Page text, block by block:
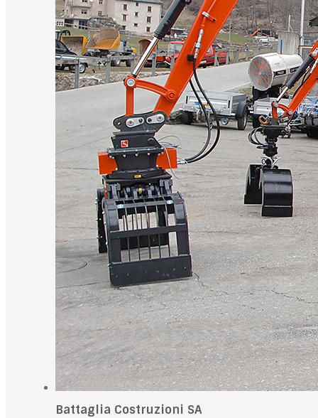
Battaglia Costruzioni SA